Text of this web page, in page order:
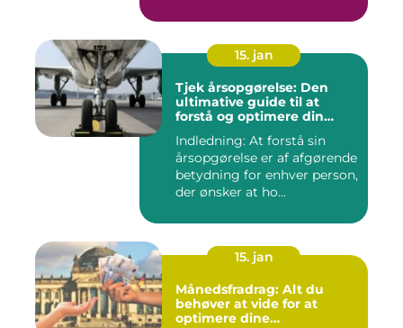
15. jan
Tjek årsopgørelse: Den
ultimative guide til at
forstå og optimere din
Indledning: At forstå sin
årsopgørelse er af afgørende
betydning for enhver person,
der ønsker at ho...
15. jan
Månedsfradrag: Alt du
behøver at vide for at
optimere dine